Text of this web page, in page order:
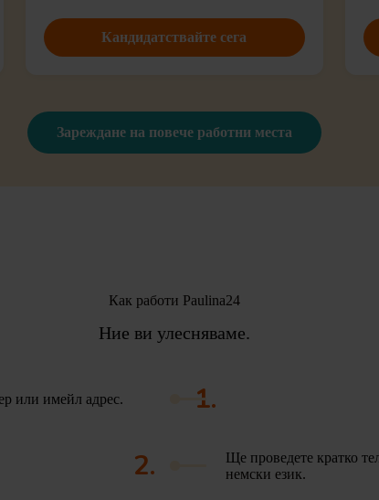
Кандидатствайте сега
Зареждане на повече работни места
Как работи Paulina24
Ние ви улесняваме.
1.
или имейл адрес.
2. Ще проведете кратко
немски език.